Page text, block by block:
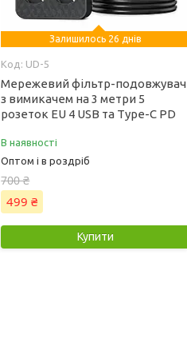
Залишилось 26 днів
UD-5
Мережевий фільтр-подовжувач
з вимикачем на 3 метри 5
розеток EU 4 USB та Type-C PD
В наявності
Оптом і в роздріб
700 ₴
499 ₴
Купити